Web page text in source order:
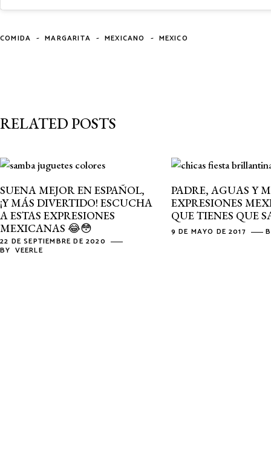
COMIDA - MARGARITA - MEXICANO - MEXICO
RELATED POSTS
SUENA MEJOR EN ESPAÑOL,
¡Y MÁS DIVERTIDO! ESCUCHA
A ESTAS EXPRESIONES
MEXICANAS 😂😳
22 DE SEPTIEMBRE DE 2020
BY VEERLE
PADRE, AGUAS Y
EXPRESIONES
QUE TIENES QUE
9 DE MAYO DE 2017